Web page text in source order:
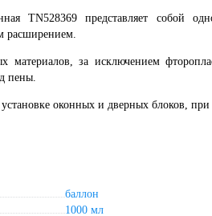
TN528369 представляет собой
расширением.
материалов, за исключением
пены.
оконных и дверных блоков,
баллон
1000 мл